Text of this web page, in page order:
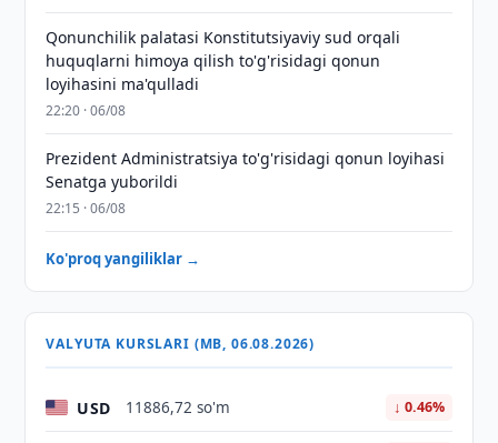
Qonunchilik palatasi Konstitutsiyaviy sud orqali
huquqlarni himoya qilish to'g'risidagi qonun
loyihasini ma'qulladi
22:20 · 06/08
Prezident Administratsiya to'g'risidagi qonun loyihasi
Senatga yuborildi
22:15 · 06/08
Ko'proq yangiliklar →
VALYUTA KURSLARI (MB, 06.08.2026)
USD 11886,72 so'm ↓ 0.46%